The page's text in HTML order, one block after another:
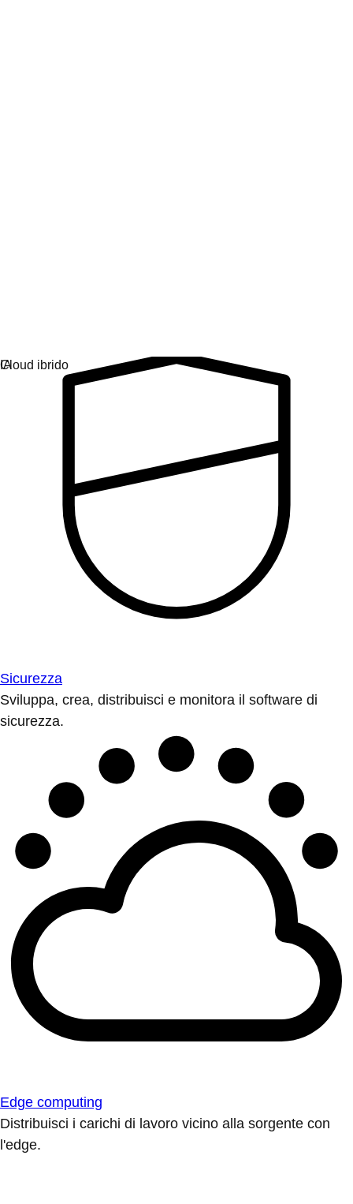
Sicurezza
Sviluppa, crea, distribuisci e monitora il software di
sicurezza.
Edge computing
Distribuisci i carichi di lavoro vicino alla sorgente con
l'edge.